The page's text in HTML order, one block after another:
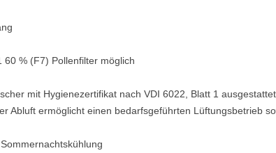
% (F7) Pollenfilter möglich
mit Hygienezertifikat nach VDI 6022, Blatt 1 ausgestattet
Abluft ermöglicht einen bedarfsgeführten Lüftungsbetrieb